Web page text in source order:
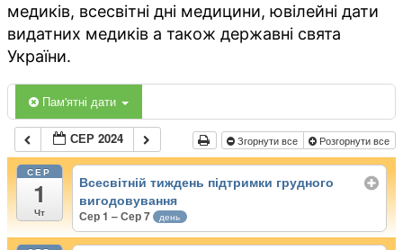
медиків, всесвітні дні медицини, ювілейні дати
видатних медиків а також державні свята
України.
Пам'ятні дати
СЕР 2024 Згорнути все Розгорнути все
СЕР
1
Чт
Всесвітній тиждень підтримки грудного
вигодовування
Сер 1 – Сер 7 день